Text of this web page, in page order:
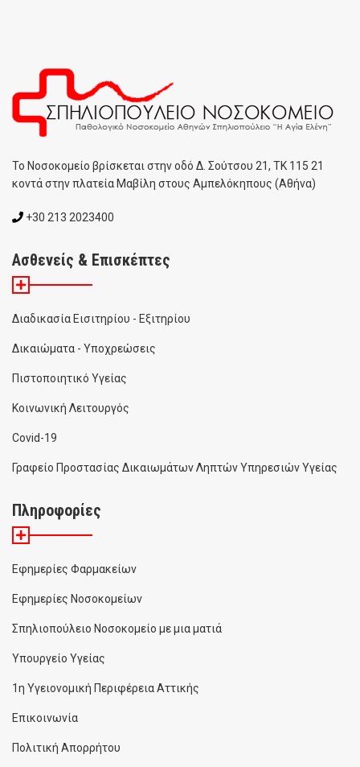
To Noσοκομείο βρίσκεται στην οδό Δ. Σούτσου 21, ΤΚ 115 21
κοντά στην πλατεία Μαβίλη στους Αμπελόκηπους (Αθήνα)
+30 213 2023400
Ασθενείς & Επισκέπτες
Διαδικασία Εισιτηρίου - Εξιτηρίου
Δικαιώματα - Υποχρεώσεις
Πιστοποιητικό Υγείας
Κοινωνική Λειτουργός
Covid-19
Γραφείο Προστασίας Δικαιωμάτων Ληπτών Υπηρεσιών Υγείας
Πληροφορίες
Εφημερίες Φαρμακείων
Εφημερίες Νοσοκομείων
Σπηλιοπούλειο Νοσοκομείο με μια ματιά
Υπουργείο Υγείας
1η Υγειονομική Περιφέρεια Αττικής
Επικοινωνία
Πολιτική Απορρήτου